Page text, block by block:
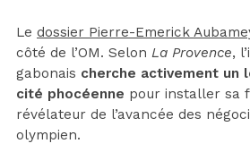
Le dossier Pierre-Emerick
côté de l’OM. Selon La Provence,
gabonais cherche activement un
cité phocéenne pour installer sa
révélateur de l’avancée des
olympien.